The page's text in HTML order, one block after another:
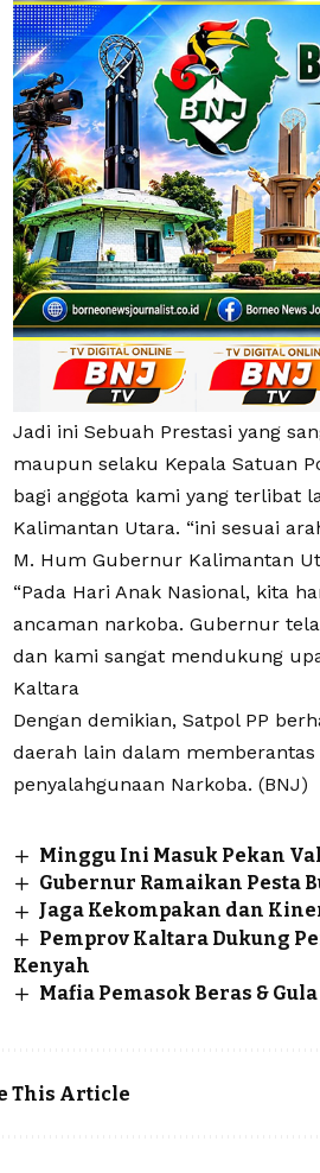
Jadi ini Sebuah Prestasi yang
maupun selaku Kepala Satuan
bagi anggota kami yang terlibat
Kalimantan Utara. “ini sesuai
M. Hum Gubernur Kalimantan
“Pada Hari Anak Nasional, kita
ancaman narkoba. Gubernur
dan kami sangat mendukung
Kaltara
Dengan demikian, Satpol PP
daerah lain dalam
penyalahgunaan Narkoba. (BNJ)
Minggu Ini Masuk Pekan
Gubernur Ramaikan Pesta
Jaga Kekompakan dan
Pemprov Kaltara Dukung
Kenyah
Mafia Pemasok Beras &
This Article